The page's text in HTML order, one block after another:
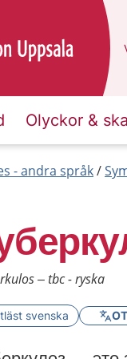
Olyckor &
- andra språk
– tbc - ryska
svenska